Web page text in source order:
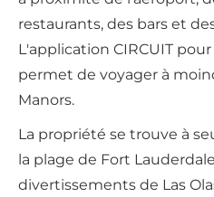
restaurants, des bars et
L'application CIRCUIT
permet de voyager à
Manors.
La propriété se trouve à
la plage de Fort
divertissements de Las